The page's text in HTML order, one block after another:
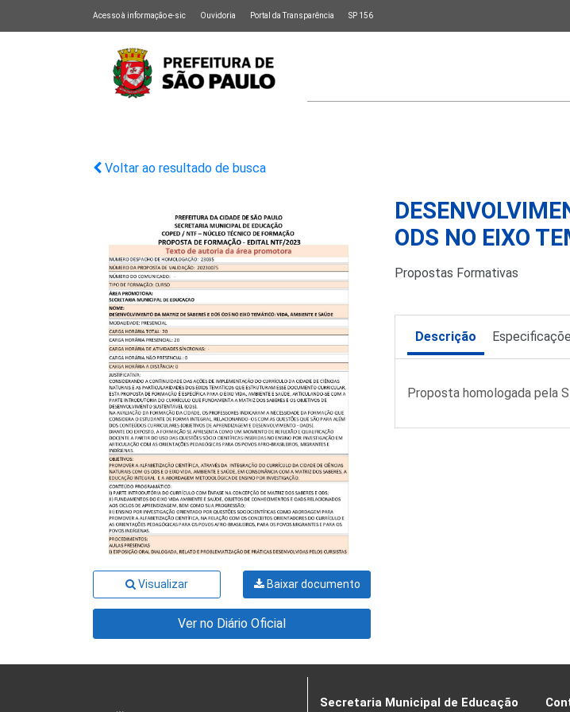
Acesso à informação e-sic Ouvidoria Portal da Transparência SP 156
Voltar ao resultado de busca
Visualizar Baixar documento
Ver no Diário Oficial
ODS NO EIXO
Propostas Formativas
Descrição
Proposta homologada pela
Secretaria Municipal de Educação